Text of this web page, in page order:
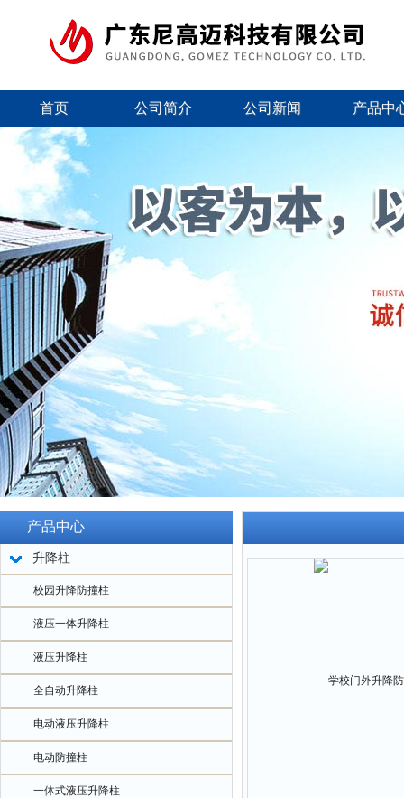
首页 公司简介 公司新闻 产品中
产品中心
升降柱
校园升降防撞柱
液压一体升降柱
液压升降柱
全自动升降柱
电动液压升降柱
电动防撞柱
一体式液压升降柱